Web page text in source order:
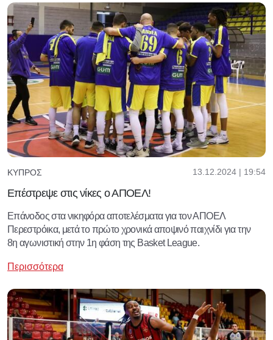
ΚΎΠΡΟΣ 13.12.2024 | 19:54
Επέστρεψε στις νίκες ο ΑΠΟΕΛ!
Επάνοδος στα νικηφόρα αποτελέσματα για τον ΑΠΟΕΛ
Περεστρόικα, μετά το πρώτο χρονικά αποψινό παιχνίδι για την
8η αγωνιστική στην 1η φάση της Basket League.
Περισσότερα